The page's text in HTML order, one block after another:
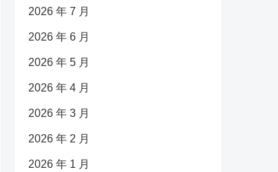
2026 年 7 月
2026 年 6 月
2026 年 5 月
2026 年 4 月
2026 年 3 月
2026 年 2 月
2026 年 1 月